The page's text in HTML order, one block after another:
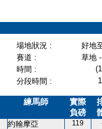
場地狀況 :
好地
賽道 :
草地
時間 :
分段時間 :
練馬師
實際
負磅
約翰摩亞 119